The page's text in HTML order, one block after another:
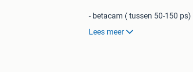
- betacam ( tussen 50-150 ps)
- digibeta (125-250 ps)
- u matic (100-150 euro)
Lees meer